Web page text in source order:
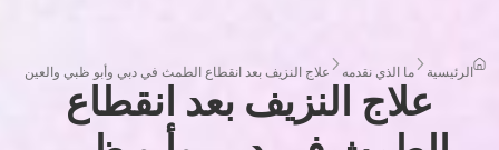
الرئيسية ما الذي نقدمه علاج النزيف بعد انقطاع الطمث في دبي وأبو ظبي والعين
علاج النزيف بعد انقطاع